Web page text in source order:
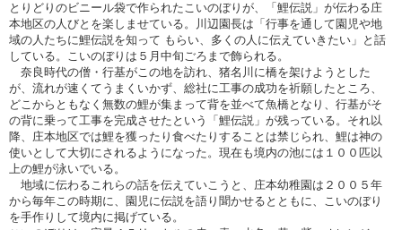
とりどりのビニール袋で作られたこいのぼりが、「鯉伝説」が伝わる庄
本地区の人びとを楽しませている。川辺園長は「行事を通して園児や地
域の人たちに鯉伝説を知って もらい、多くの人に伝えていきたい」と話
している。こいのぼりは５月中旬ごろまで飾られる。
奈良時代の僧・行基がこの地を訪れ、猪名川に橋を架けようとした
が、流れが速くてうまくいかず、総社に工事の成功を祈願したところ、
どこからともなく無数の鯉が集まって背を並べて魚橋となり、行基がそ
の背に乗って工事を完成させたという「鯉伝説」が残っている。それ以
降、庄本地区では鯉を獲ったり食べたりすることは禁じられ、鯉は神の
使いとして大切にされるようになった。現在も境内の池には１００匹以
上の鯉が泳いでいる。
地域に伝わるこれらの話を伝えていこうと、庄本幼稚園は２００５年
から毎年この時期に、園児に伝説を語り聞かせるとともに、こいのぼり
を手作りして境内に掲げている。